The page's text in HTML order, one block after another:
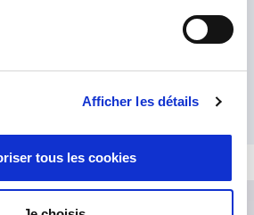
Afficher les détails
tous les cookies